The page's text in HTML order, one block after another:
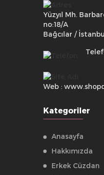
Yüzyıl Mh.
no:18/A
Bağcılar /
Web :
Kategoriler
Anasayfa
Hakkımızda
Erkek Cüzdan